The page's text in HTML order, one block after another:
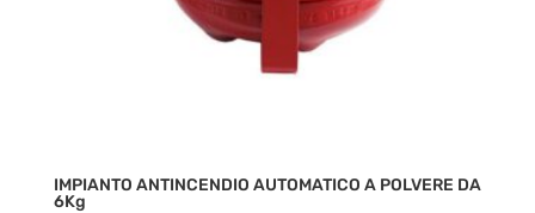
IMPIANTO ANTINCENDIO AUTOMATICO A POLVERE DA
6Kg